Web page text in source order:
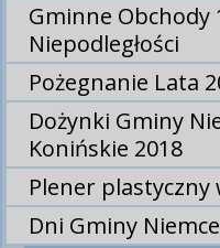
Gminne Obchody
Niepodległości
Pożegnanie Lata
Dożynki Gminy
Konińskie 2018
Plener plastyczny
Dni Gminy